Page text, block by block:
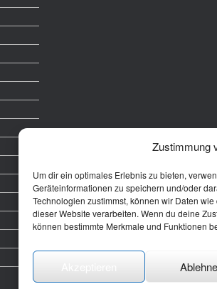
Zustimmung
Um dir ein optimales Erlebnis zu bieten,
Geräteinformationen zu speichern und/oder
Technologien zustimmst, können wir Daten
dieser Website verarbeiten. Wenn du deine
können bestimmte Merkmale und Funktionen